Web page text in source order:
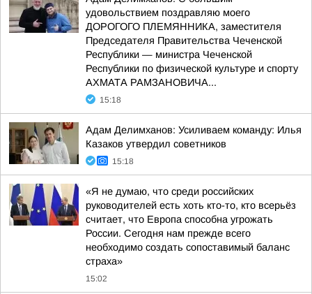
удовольствием поздравляю моего
ДОРОГОГО ПЛЕМЯННИКА, заместителя
Председателя Правительства Чеченской
Республики — министра Чеченской
Республики по физической культуре и спорту
АХМАТА РАМЗАНОВИЧА...
15:18
Адам Делимханов: Усиливаем команду: Илья
Казаков утвердил советников
15:18
«Я не думаю, что среди российских
руководителей есть хоть кто-то, кто всерьёз
считает, что Европа способна угрожать
России. Сегодня нам прежде всего
необходимо создать сопоставимый баланс
страха»
15:02